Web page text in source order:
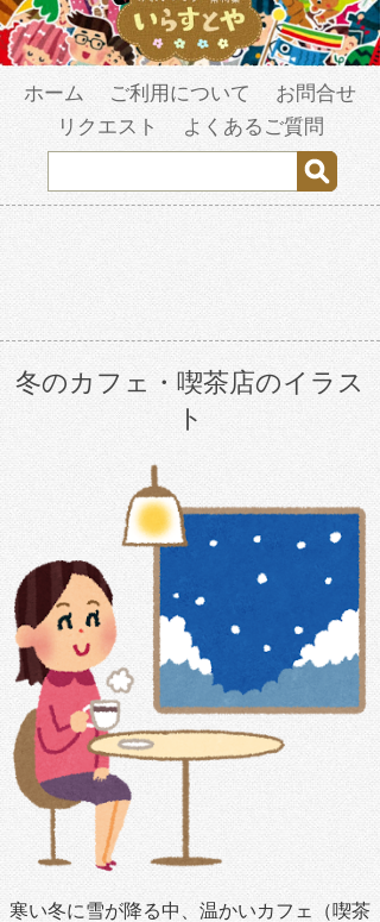
ホーム ご利用について
お問合せ
リクエスト
よくあるご質問
冬のカフェ・喫茶店のイラス
ト
寒い冬に雪が降る中、温かいカフェ（喫茶